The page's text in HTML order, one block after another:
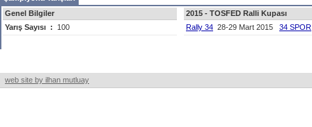
Genel Bilgiler
Yarış Sayısı : 100
2015 - TOSFED Ralli Kupası
Rally 34 28-29 Mart 2015 34 SPOR
web site by ilhan mutluay